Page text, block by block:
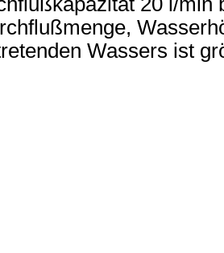
Wassers ist